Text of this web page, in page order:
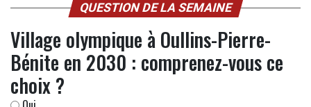
QUESTION DE LA SEMAINE
Village olympique à Oullins-Pierre-
Bénite en 2030 : comprenez-vous ce
choix ?